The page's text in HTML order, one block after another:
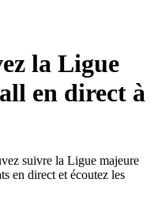
la Ligue
en direct à
suivre la Ligue majeure
en direct et écoutez les